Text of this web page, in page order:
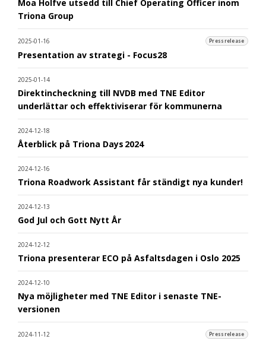
Moa Holfve utsedd till Chief Operating Officer inom
Triona Group
2025-01-16 Pressrelease
Presentation av strategi - Focus28
2025-01-14
Direktincheckning till NVDB med TNE Editor
underlättar och effektiviserar för kommunerna
2024-12-18
Återblick på Triona Days 2024
2024-12-16
Triona Roadwork Assistant får ständigt nya kunder!
2024-12-13
God Jul och Gott Nytt År
2024-12-12
Triona presenterar ECO på Asfaltsdagen i Oslo 2025
2024-12-10
Nya möjligheter med TNE Editor i senaste TNE-
versionen
2024-11-12 Pressrelease